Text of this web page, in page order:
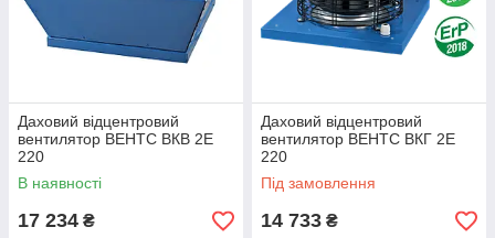
Даховий відцентровий
вентилятор ВЕНТС ВКВ 2Е
220
В наявності
17 234 ₴
Даховий відцентровий
вентилятор ВЕНТС ВКГ 2Е
220
Під замовлення
14 733 ₴